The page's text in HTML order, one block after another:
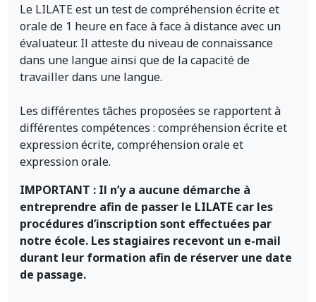
Le LILATE est un test de compréhension écrite et
orale de 1 heure en face à face à distance avec un
évaluateur. Il atteste du niveau de connaissance
dans une langue ainsi que de la capacité de
travailler dans une langue.
Les différentes tâches proposées se rapportent à
différentes compétences : compréhension écrite et
expression écrite, compréhension orale et
expression orale.
IMPORTANT : Il n’y a aucune démarche à
entreprendre afin de passer le LILATE car les
procédures d’inscription sont effectuées par
notre école. Les stagiaires recevont un e-mail
durant leur formation afin de réserver une date
de passage.